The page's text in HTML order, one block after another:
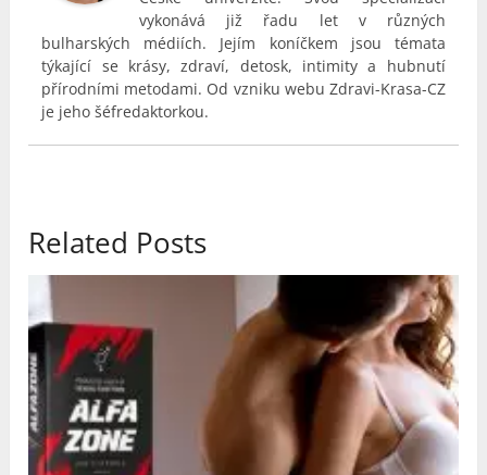
vykonává již řadu let v různých
bulharských médiích. Jejím koníčkem jsou témata
týkající se krásy, zdraví, detosk, intimity a hubnutí
přírodními metodami. Od vzniku webu Zdravi-Krasa-CZ
je jeho šéfredaktorkou.
Related Posts